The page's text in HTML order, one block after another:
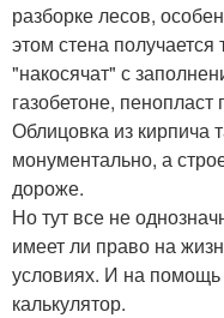
разборке лесов,
этом стена
"накосячат" с
газобетоне,
Облицовка из кирпича
монументально, а
дороже.
Но тут все не
имеет ли право на
условиях. И на
калькулятор.